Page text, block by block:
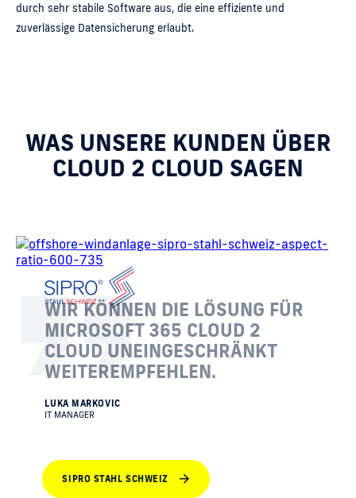
durch sehr stabile Software aus, die eine effiziente und
zuverlässige Datensicherung erlaubt.
WAS UNSERE KUNDEN ÜBER
CLOUD 2 CLOUD SAGEN
WIR KÖNNEN DIE LÖSUNG FÜR
MICROSOFT 365 CLOUD 2
CLOUD UNEINGESCHRÄNKT
WEITEREMPFEHLEN.
LUKA MARKOVIC
IT MANAGER
SIPRO STAHL SCHWEIZ